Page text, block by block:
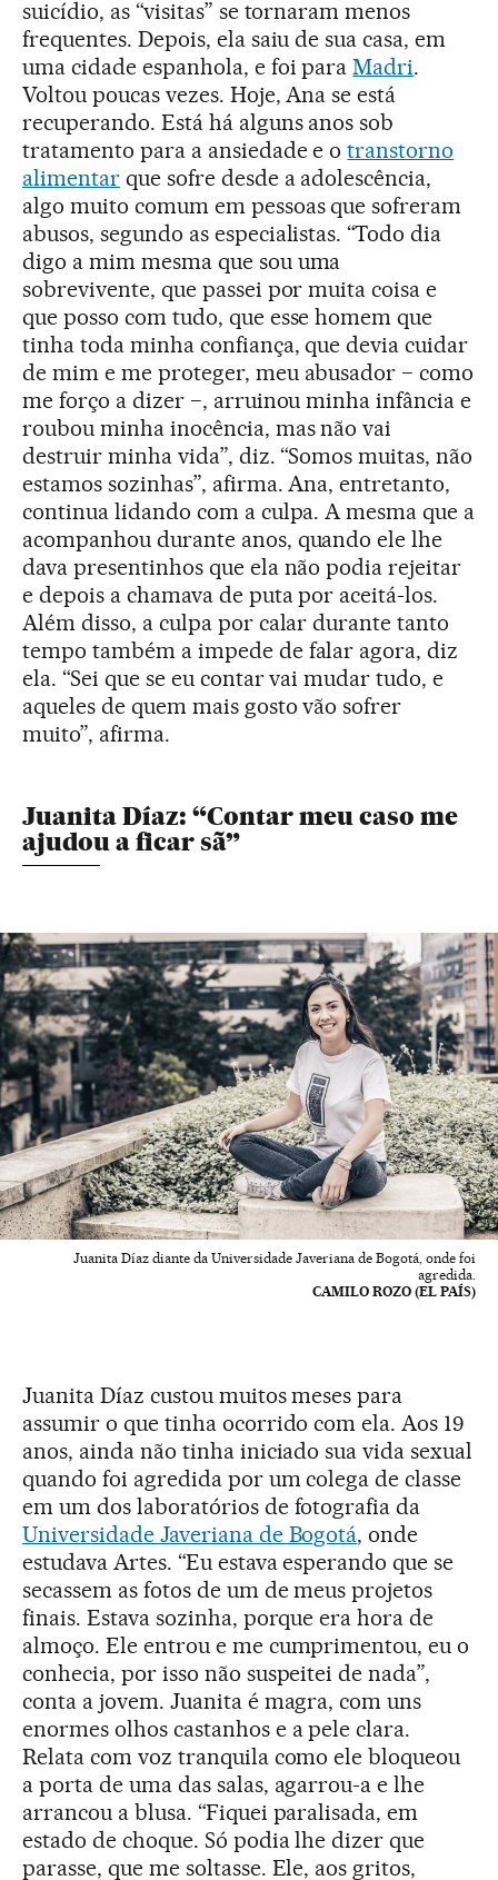
suicídio, as “visitas” se tornaram menos
frequentes. Depois, ela saiu de sua casa, em
uma cidade espanhola, e foi paraMadri.
Voltou poucas vezes. Hoje, Ana se está
recuperando. Está há alguns anos sob
tratamento para a ansiedade e otranstorno
alimentarque sofre desde a adolescência,
algo muito comum em pessoas que sofreram
abusos, segundo as especialistas. “Todo dia
digo a mim mesma que sou uma
sobrevivente, que passei por muita coisa e
que posso com tudo, que esse homem que
tinha toda minha confiança, que devia cuidar
de mim e me proteger, meu abusador − como
me forço a dizer −, arruinou minha infância e
roubou minha inocência, mas não vai
destruir minha vida”, diz. “Somos muitas, não
estamos sozinhas”, afirma. Ana, entretanto,
continua lidando com a culpa. A mesma que a
acompanhou durante anos, quando ele lhe
dava presentinhos que ela não podia rejeitar
e depois a chamava de puta por aceitá-los.
Além disso, a culpa por calar durante tanto
tempo também a impede de falar agora, diz
ela. “Sei que se eu contar vai mudar tudo, e
aqueles de quem mais gosto vão sofrer
muito”, afirma.
Juanita Díaz: “Contar meu caso me
ajudou a ficar sã”
Juanita Díaz diante da Universidade Javeriana de Bogotá, onde foi
agredida.
CAMILO ROZO (EL PAÍS)
Juanita Díaz custou muitos meses para
assumir o que tinha ocorrido com ela. Aos 19
anos, ainda não tinha iniciado sua vida sexual
quando foi agredida por um colega de classe
em um dos laboratórios de fotografia da
Universidade Javeriana de Bogotá, onde
estudava Artes. “Eu estava esperando que se
secassem as fotos de um de meus projetos
finais. Estava sozinha, porque era hora de
almoço. Ele entrou e me cumprimentou, eu o
conhecia, por isso não suspeitei de nada”,
conta a jovem. Juanita é magra, com uns
enormes olhos castanhos e a pele clara.
Relata com voz tranquila como ele bloqueou
a porta de uma das salas, agarrou-a e lhe
arrancou a blusa. “Fiquei paralisada, em
estado de choque. Só podia lhe dizer que
parasse, que me soltasse. Ele, aos gritos,